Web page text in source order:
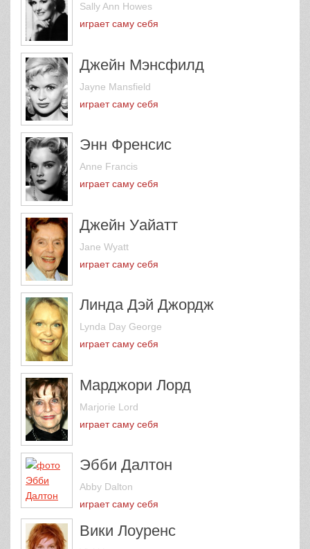
Sally Ann Howes
играет саму себя
Джейн Мэнсфилд
Jayne Mansfield
играет саму себя
Энн Френсис
Anne Francis
играет саму себя
Джейн Уайатт
Jane Wyatt
играет саму себя
Линда Дэй Джордж
Lynda Day George
играет саму себя
Марджори Лорд
Marjorie Lord
играет саму себя
Эбби Далтон
Abby Dalton
играет саму себя
Вики Лоуренс